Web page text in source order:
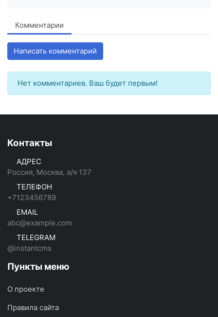
Комментарии
Написать комментарий
Нет комментариев. Ваш будет первым!
Контакты
АДРЕС
Россия, Москва, а/я 137
ТЕЛЕФОН
+7123456789
EMAIL
abc@example.com
TELEGRAM
@instantcms
Пункты меню
О проекте
Правила сайта